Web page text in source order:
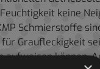
keine
Schmierstoffe
Graufleckigkeit
aufweisen können.